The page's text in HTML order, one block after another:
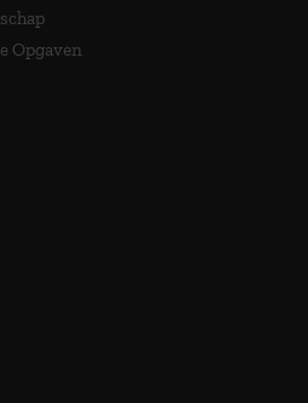
Opgaven